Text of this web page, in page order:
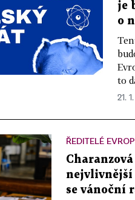
je
o
to
21.
ŘEDITELÉ
nejvlivnější
se vánoční